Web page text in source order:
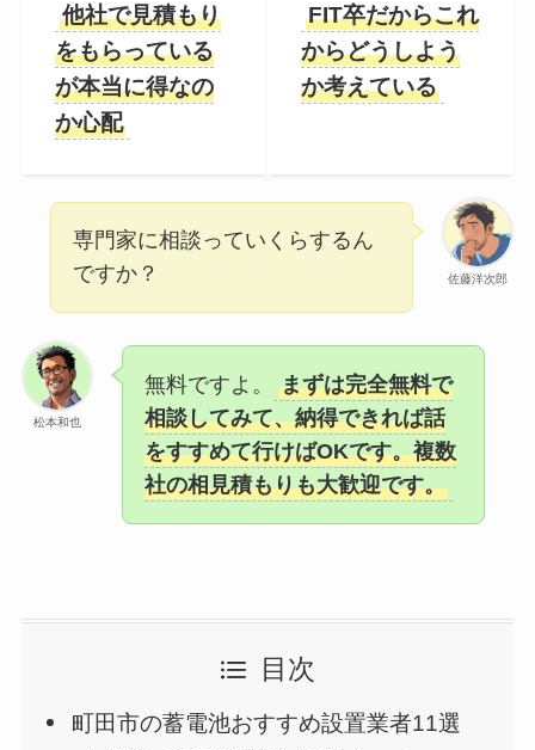
他社で見積もり
をもらっている
が本当に得なの
か心配
FIT卒だからこれ
からどうしよう
か考えている
佐藤洋次郎
専門家に相談っていくらするん
ですか？
松本和也
無料ですよ。
まずは完全無料で
相談してみて、納得できれば話
をすすめて行けばOKです。複数
社の相見積もりも大歓迎です。
目次
町田市の蓄電池おすすめ設置業者11選